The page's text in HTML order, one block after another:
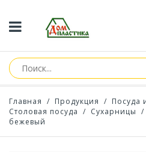
Главная / Продукция / Посуда
Столовая посуда / Сухарницы /
бежевый